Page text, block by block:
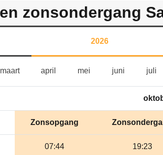
zonsondergang
2026
maartmaart april mei juni julijuli
Zonsopgang
07:44 19:23